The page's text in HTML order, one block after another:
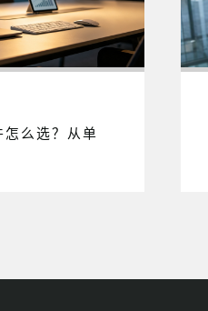
么选？从单